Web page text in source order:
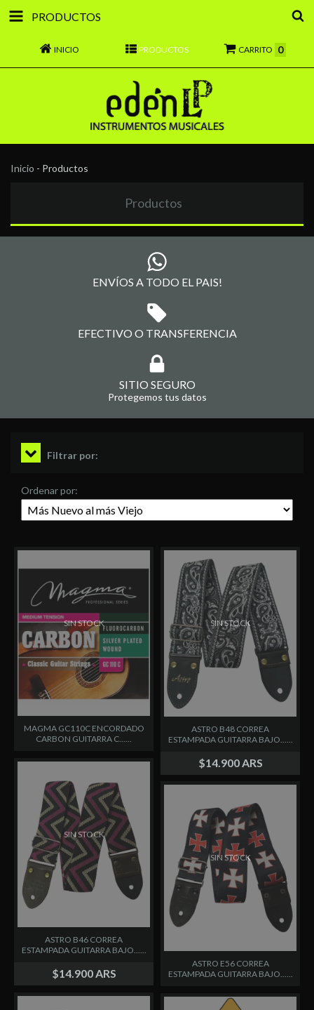
PRODUCTOS
INICIO PRODUCTOS CARRITO 0
Inicio - Productos
Productos
ENVÍOS A TODO EL PAIS!
EFECTIVO O TRANSFERENCIA
SITIO SEGURO
Protegemos tus datos
Filtrar por:
Ordenar por:
SIN STOCK
MAGMA GC110C ENCORDADO
CARBON GUITARRA C......
SIN STOCK
ASTRO B48 CORREA
ESTAMPADA GUITARRA BAJO......
$14.900 ARS
SIN STOCK
ASTRO B46 CORREA
ESTAMPADA GUITARRA BAJO......
$14.900 ARS
SIN STOCK
ASTRO E56 CORREA
ESTAMPADA GUITARRA BAJO......